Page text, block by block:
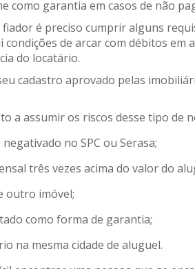
como garantia em casos de não
é preciso cumprir alguns
de arcar com débitos em
do locatário.
cadastro aprovado pelas
a assumir os riscos desse tipo de
no SPC ou Serasa;
três vezes acima do valor do
outro imóvel;
como forma de garantia;
na mesma cidade de aluguel.